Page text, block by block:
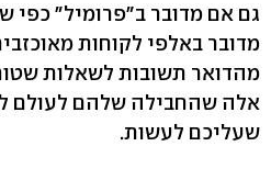
גם אם מדובר ב"פרומיל" כפי
מדובר באלפי לקוחות
מהדואר תשובות לשאלות
אלה שהחבילה שלהם לעולם
שעליכם לעשות.